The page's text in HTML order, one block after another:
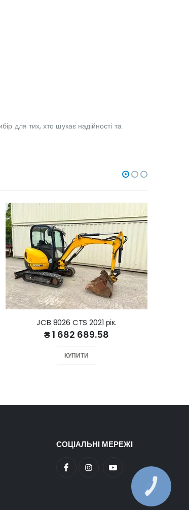
для тих, хто шукає надійності та
JCB 8026 CTS 2021 рік.
₴ 1 682 689.58
КУПИТИ
СОЦІАЛЬНІ МЕРЕЖІ
КНОПКА
ЗВ'ЯЗКУ